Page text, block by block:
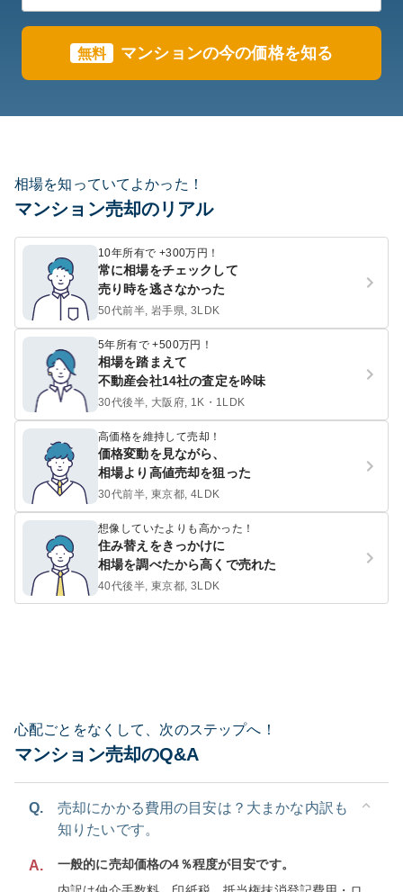
無料 マンションの今の価格を知る
相場を知っていてよかった！
マンション売却のリアル
10年所有で +300万円！
常に相場をチェックして
売り時を逃さなかった
50代前半, 岩手県, 3LDK
5年所有で +500万円！
相場を踏まえて
不動産会社14社の査定を吟味
30代後半, 大阪府, 1K・1LDK
高価格を維持して売却！
価格変動を見ながら、
相場より高値売却を狙った
30代前半, 東京都, 4LDK
想像していたよりも高かった！
住み替えをきっかけに
相場を調べたから高くで売れた
40代後半, 東京都, 3LDK
心配ごとをなくして、次のステップへ！
マンション売却のQ&A
Q.
売却にかかる費用の目安は？大まかな内訳も
知りたいです。
A.
一般的に売却価格の4％程度が目安です。